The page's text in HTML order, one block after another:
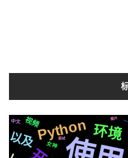
环境
Python
以及
视频
女神
中文
面试
图片